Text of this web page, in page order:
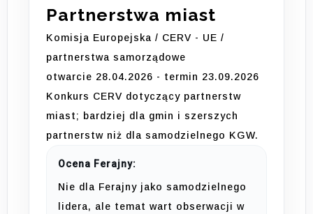
Partnerstwa miast
Komisja Europejska / CERV - UE /
partnerstwa samorządowe
otwarcie 28.04.2026 - termin 23.09.2026
Konkurs CERV dotyczący partnerstw
miast; bardziej dla gmin i szerszych
partnerstw niż dla samodzielnego KGW.
Ocena Ferajny:
Nie dla Ferajny jako samodzielnego
lidera, ale temat wart obserwacji w